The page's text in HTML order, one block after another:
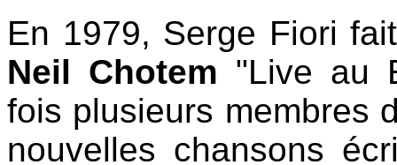
En 1979, Serge Fiori
Neil Chotem "Live au
fois plusieurs membres
nouvelles chansons